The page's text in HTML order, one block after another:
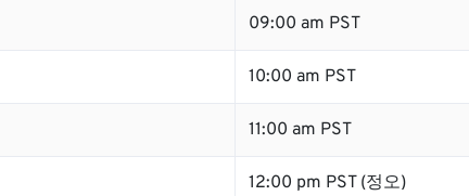
09:00 am PST
10:00 am PST
11:00 am PST
12:00 pm PST (정오)